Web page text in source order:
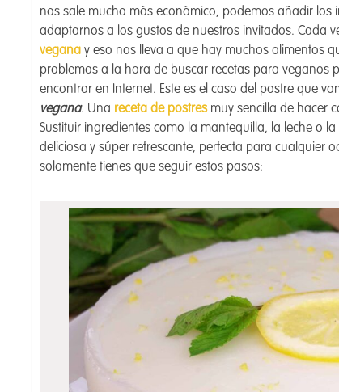
nos sale mucho más económico, podemos añadir
adaptarnos a los gustos de nuestros invitados. Cada
vegana y eso nos lleva a que hay muchos alimentos
problemas a la hora de buscar recetas para veganos
encontrar en Internet. Este es el caso del postre que
vegana. Una receta de postresmuy sencilla de hacer
Sustituir ingredientes como la mantequilla, la leche o
deliciosa y súper refrescante, perfecta para cualquier
solamente tienes que seguir estos pasos: